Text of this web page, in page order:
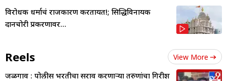
विरोधक धर्माचं राजकारण करतायत!; सिद्धिविनायक
दानचोरी प्रकरणावर...
Reels View More
जळगाव : पोलीस भरतीचा सराव करणाऱ्या तरुणांचा गिरीश